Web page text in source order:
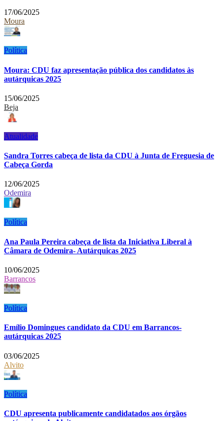
17/06/2025
Moura
Política
Moura: CDU faz apresentação pública dos candidatos às
autárquicas 2025
15/06/2025
Beja
Atualidade
Sandra Torres cabeça de lista da CDU à Junta de Freguesia de
Cabeça Gorda
12/06/2025
Odemira
Política
Ana Paula Pereira cabeça de lista da Iniciativa Liberal à
Câmara de Odemira- Autárquicas 2025
10/06/2025
Barrancos
Política
Emílio Domingues candidato da CDU em Barrancos-
autárquicas 2025
03/06/2025
Alvito
Política
CDU apresenta publicamente candidatados aos órgãos